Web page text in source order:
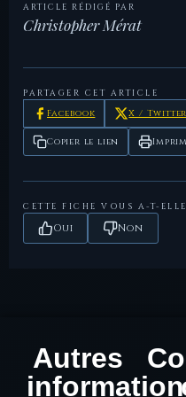
Rutter,
Historia
LesDioscures —
ARTICLE RÉDIGÉ PAR
Christopher Mérat
PARTAGER CET ARTICLE
Facebook X / Twitter
Copier le lien
CETTE FICHE VOUS A-T-
Oui Non
Autres